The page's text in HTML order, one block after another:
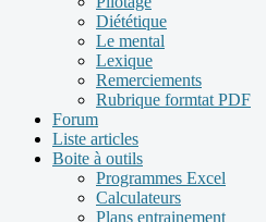
Diététique
Le mental
Lexique
Remerciements
Rubrique formtat PDF
Forum
Liste articles
Boite à outils
Programmes Excel
Calculateurs
Plans entrainement